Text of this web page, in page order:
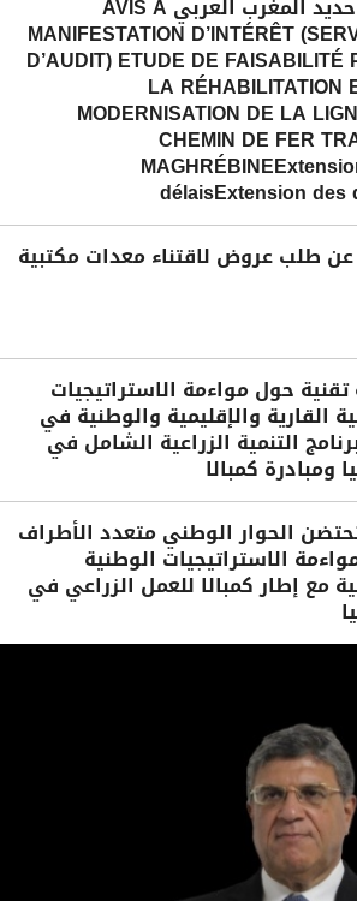
سكة حديد المغرب العربي AVIS À
MANIFESTATION D’INTÉRÊT
D’AUDIT) ETUDE DE FAISABILITÉ
LA RÉHABILITATION
MODERNISATION DE LA
CHEMIN DE FER
délaisExtension des
عن طلب عروض لاقتناء معدات مكتبية
حول مواءمة الاستراتيجيات
القارية والإقليمية والوطنية في
التنمية الزراعية الشامل في
ومبادرة كمبالا
تحتضن الحوار الوطني متعدد الأطراف
الاستراتيجيات الوطنية
مع إطار كمبالا للعمل الزراعي في